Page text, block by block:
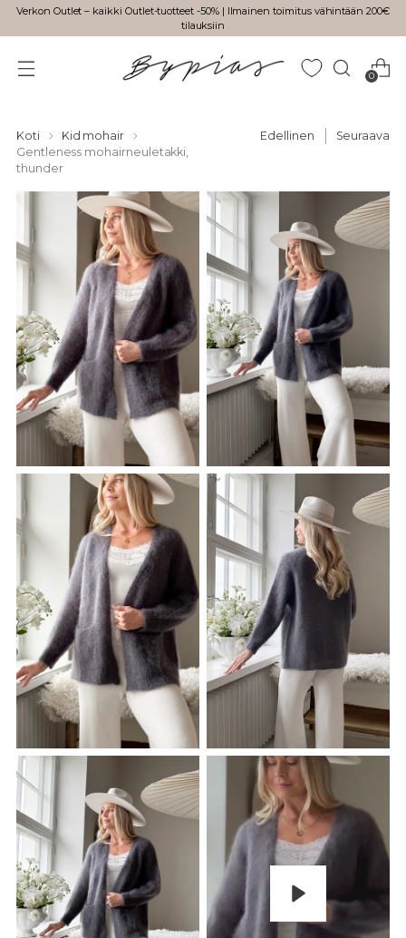
Verkon Outlet – kaikki Outlet-tuotteet -50% | Ilmainen toimitus vähintään 200€
tilauksiin
0
Koti
Kid mohair
Gentleness mohairneuletakki,
thunder
Edellinen Seuraava
Pelaa